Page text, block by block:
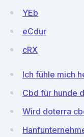
YEb
eCdur
cRX
Ich fühle mich
Cbd für hunde
Wird doterra